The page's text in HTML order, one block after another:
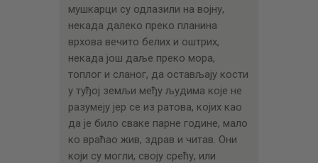
мушкарци су одлазили на војну,
некада далеко преко планина
врхова вечито белих и оштрих,
некада још даље преко мора,
топлог и сланог, да остављају кости
у туђој земљи међу људима које не
разумеју јер се из ратова, којих као
да је било сваке парне године, мало
ко враћао жив, здрав и читав. Они
који су могли, своју срећу, или